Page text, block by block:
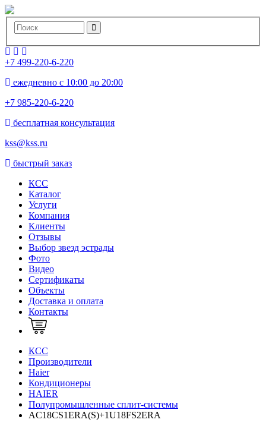
+7 499-220-6-220
ежедневно с 10:00 до 20:00
+7 985-220-6-220
бесплатная консультация
kss@kss.ru
быстрый заказ
КСС
Каталог
Услуги
Компания
Клиенты
Oтзывы
Выбор звезд эстрады
Фото
Видео
Сертификаты
Объекты
Доставка и оплата
Контакты
КСС
Производители
Haier
Кондиционеры
HAIER
Полупромышленные сплит-системы
AC18CS1ERA(S)+1U18FS2ERA